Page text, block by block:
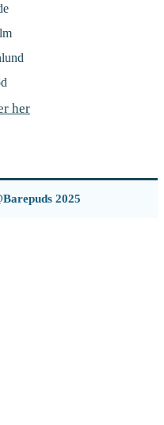
her
2025